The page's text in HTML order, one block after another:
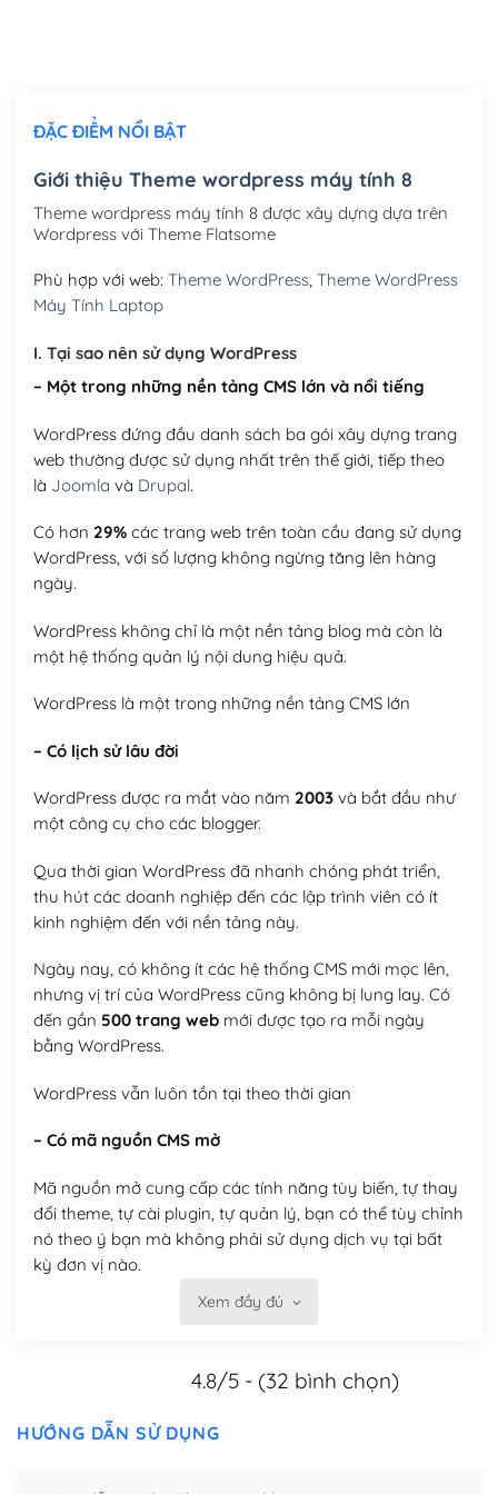
Mua thêm Host + Tên miền
Tên miền quốc tế .com .net .org (1 năm) (+300,000₫)
Tên miền Việt Nam .vn (1 năm) (+550,000₫)
Hosting 3GB SSD (1 năm)
Hosting 5GB SSD (1 năm)
Hosting 8GB SSD (1 năm) (+950,000₫)
ĐẶC ĐIỂM NỔI BẬT
Giới thiệu Theme wordpress máy tính 8
Theme wordpress máy tính 8 được xây dựng dựa trên
Wordpress với Theme Flatsome
Phù hợp với web: Theme WordPress, Theme WordPress
Máy Tính Laptop
I. Tại sao nên sử dụng WordPress
– Một trong những nền tảng CMS lớn và nổi tiếng
WordPress đứng đầu danh sách ba gói xây dựng trang
web thường được sử dụng nhất trên thế giới, tiếp theo
là Joomla và Drupal.
Có hơn 29%các trang web trên toàn cầu đang sử dụng
WordPress, với số lượng không ngừng tăng lên hàng
ngày.
WordPress không chỉ là một nền tảng blog mà còn là
một hệ thống quản lý nội dung hiệu quả.
WordPress là một trong những nền tảng CMS lớn
– Có lịch sử lâu đời
WordPress được ra mắt vào năm 2003và bắt đầu như
một công cụ cho các blogger.
Qua thời gian WordPress đã nhanh chóng phát triển,
thu hút các doanh nghiệp đến các lập trình viên có ít
kinh nghiệm đến với nền tảng này.
Ngày nay, có không ít các hệ thống CMS mới mọc lên,
nhưng vị trí của WordPress cũng không bị lung lay. Có
đến gần 500 trang webmới được tạo ra mỗi ngày
bằng WordPress.
WordPress vẫn luôn tồn tại theo thời gian
– Có mã nguồn CMS mở
Mã nguồn mở cung cấp các tính năng tùy biến, tự thay
đổi theme, tự cài plugin, tự quản lý, bạn có thể tùy chỉnh
nó theo ý bạn mà không phải sử dụng dịch vụ tại bất
kỳ đơn vị nào.
Việc của bạn là đăng ký một tên miền và hosting để
Có thể tùy biến trên website WordPress
– Thân thiện với công cụ tìm kiếm
Xem đầy đủ
4.8/5 - (32 bình chọn)
HƯỚNG DẪN SỬ DỤNG